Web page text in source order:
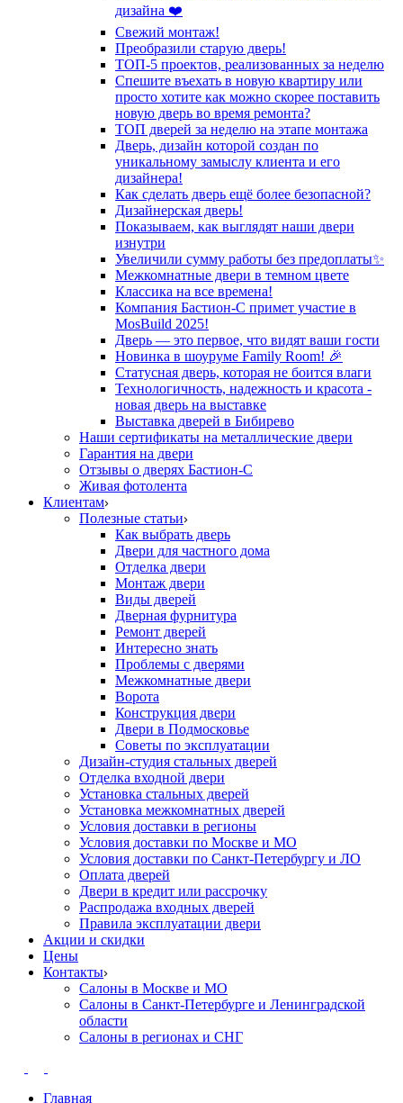
дизайна ❤️
Свежий монтаж!
Преобразили старую дверь!
ТОП-5 проектов, реализованных за неделю
Спешите въехать в новую квартиру или
просто хотите как можно скорее поставить
новую дверь во время ремонта?
ТОП дверей за неделю на этапе монтажа
Дверь, дизайн которой создан по
уникальному замыслу клиента и его
дизайнера!
Как сделать дверь ещё более безопасной?
Дизайнерская дверь!
Показываем, как выглядят наши двери
изнутри
Увеличили сумму работы без предоплаты✨
Межкомнатные двери в темном цвете
Классика на все времена!
Компания Бастион-С примет участие в
MosBuild 2025!
Дверь — это первое, что видят ваши гости
Новинка в шоуруме Family Room! 🎉
Статусная дверь, которая не боится влаги
Технологичность, надежность и красота -
новая дверь на выставке
Выставка дверей в Бибирево
Наши сертификаты на металлические двери
Гарантия на двери
Отзывы о дверях Бастион-С
Живая фотолента
Клиентам
Полезные статьи
Как выбрать дверь
Двери для частного дома
Отделка двери
Монтаж двери
Виды дверей
Дверная фурнитура
Ремонт дверей
Интересно знать
Проблемы с дверями
Межкомнатные двери
Ворота
Конструкция двери
Двери в Подмосковье
Cоветы по эксплуатации
Дизайн-студия стальных дверей
Отделка входной двери
Установка стальных дверей
Установка межкомнатных дверей
Условия доставки в регионы
Условия доставки по Москве и МО
Условия доставки по Санкт-Петербургу и ЛО
Оплата дверей
Двери в кредит или рассрочку
Распродажа входных дверей
Правила эксплуатации двери
Акции и скидки
Цены
Контакты
Салоны в Москве и МО
Салоны в Санкт-Петербурге и Ленинградской
области
Салоны в регионах и СНГ
Главная